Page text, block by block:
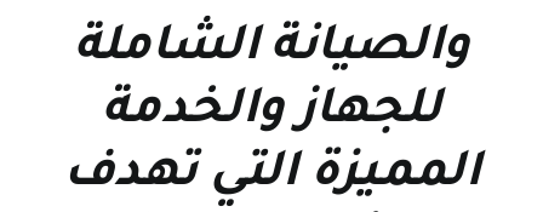
والصيانة الشاملة
للجهاز والخدمة
المميزة التي تهدف